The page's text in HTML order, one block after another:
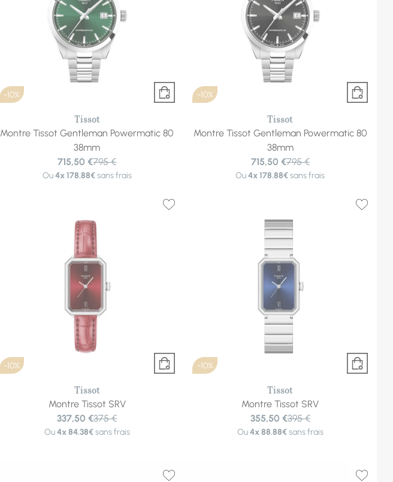
-10%
Tissot
Montre Tissot Gentleman Powermatic 80
38mm
715,50 €795 €
Ou4x 178.88€sans frais
-10%
Tissot
Montre Tissot Gentleman Powermatic 80
38mm
715,50 €795 €
Ou4x 178.88€sans frais
-10%
Tissot
Montre Tissot SRV
337,50 €375 €
Ou4x 84.38€sans frais
-10%
Tissot
Montre Tissot SRV
355,50 €395 €
Ou4x 88.88€sans frais